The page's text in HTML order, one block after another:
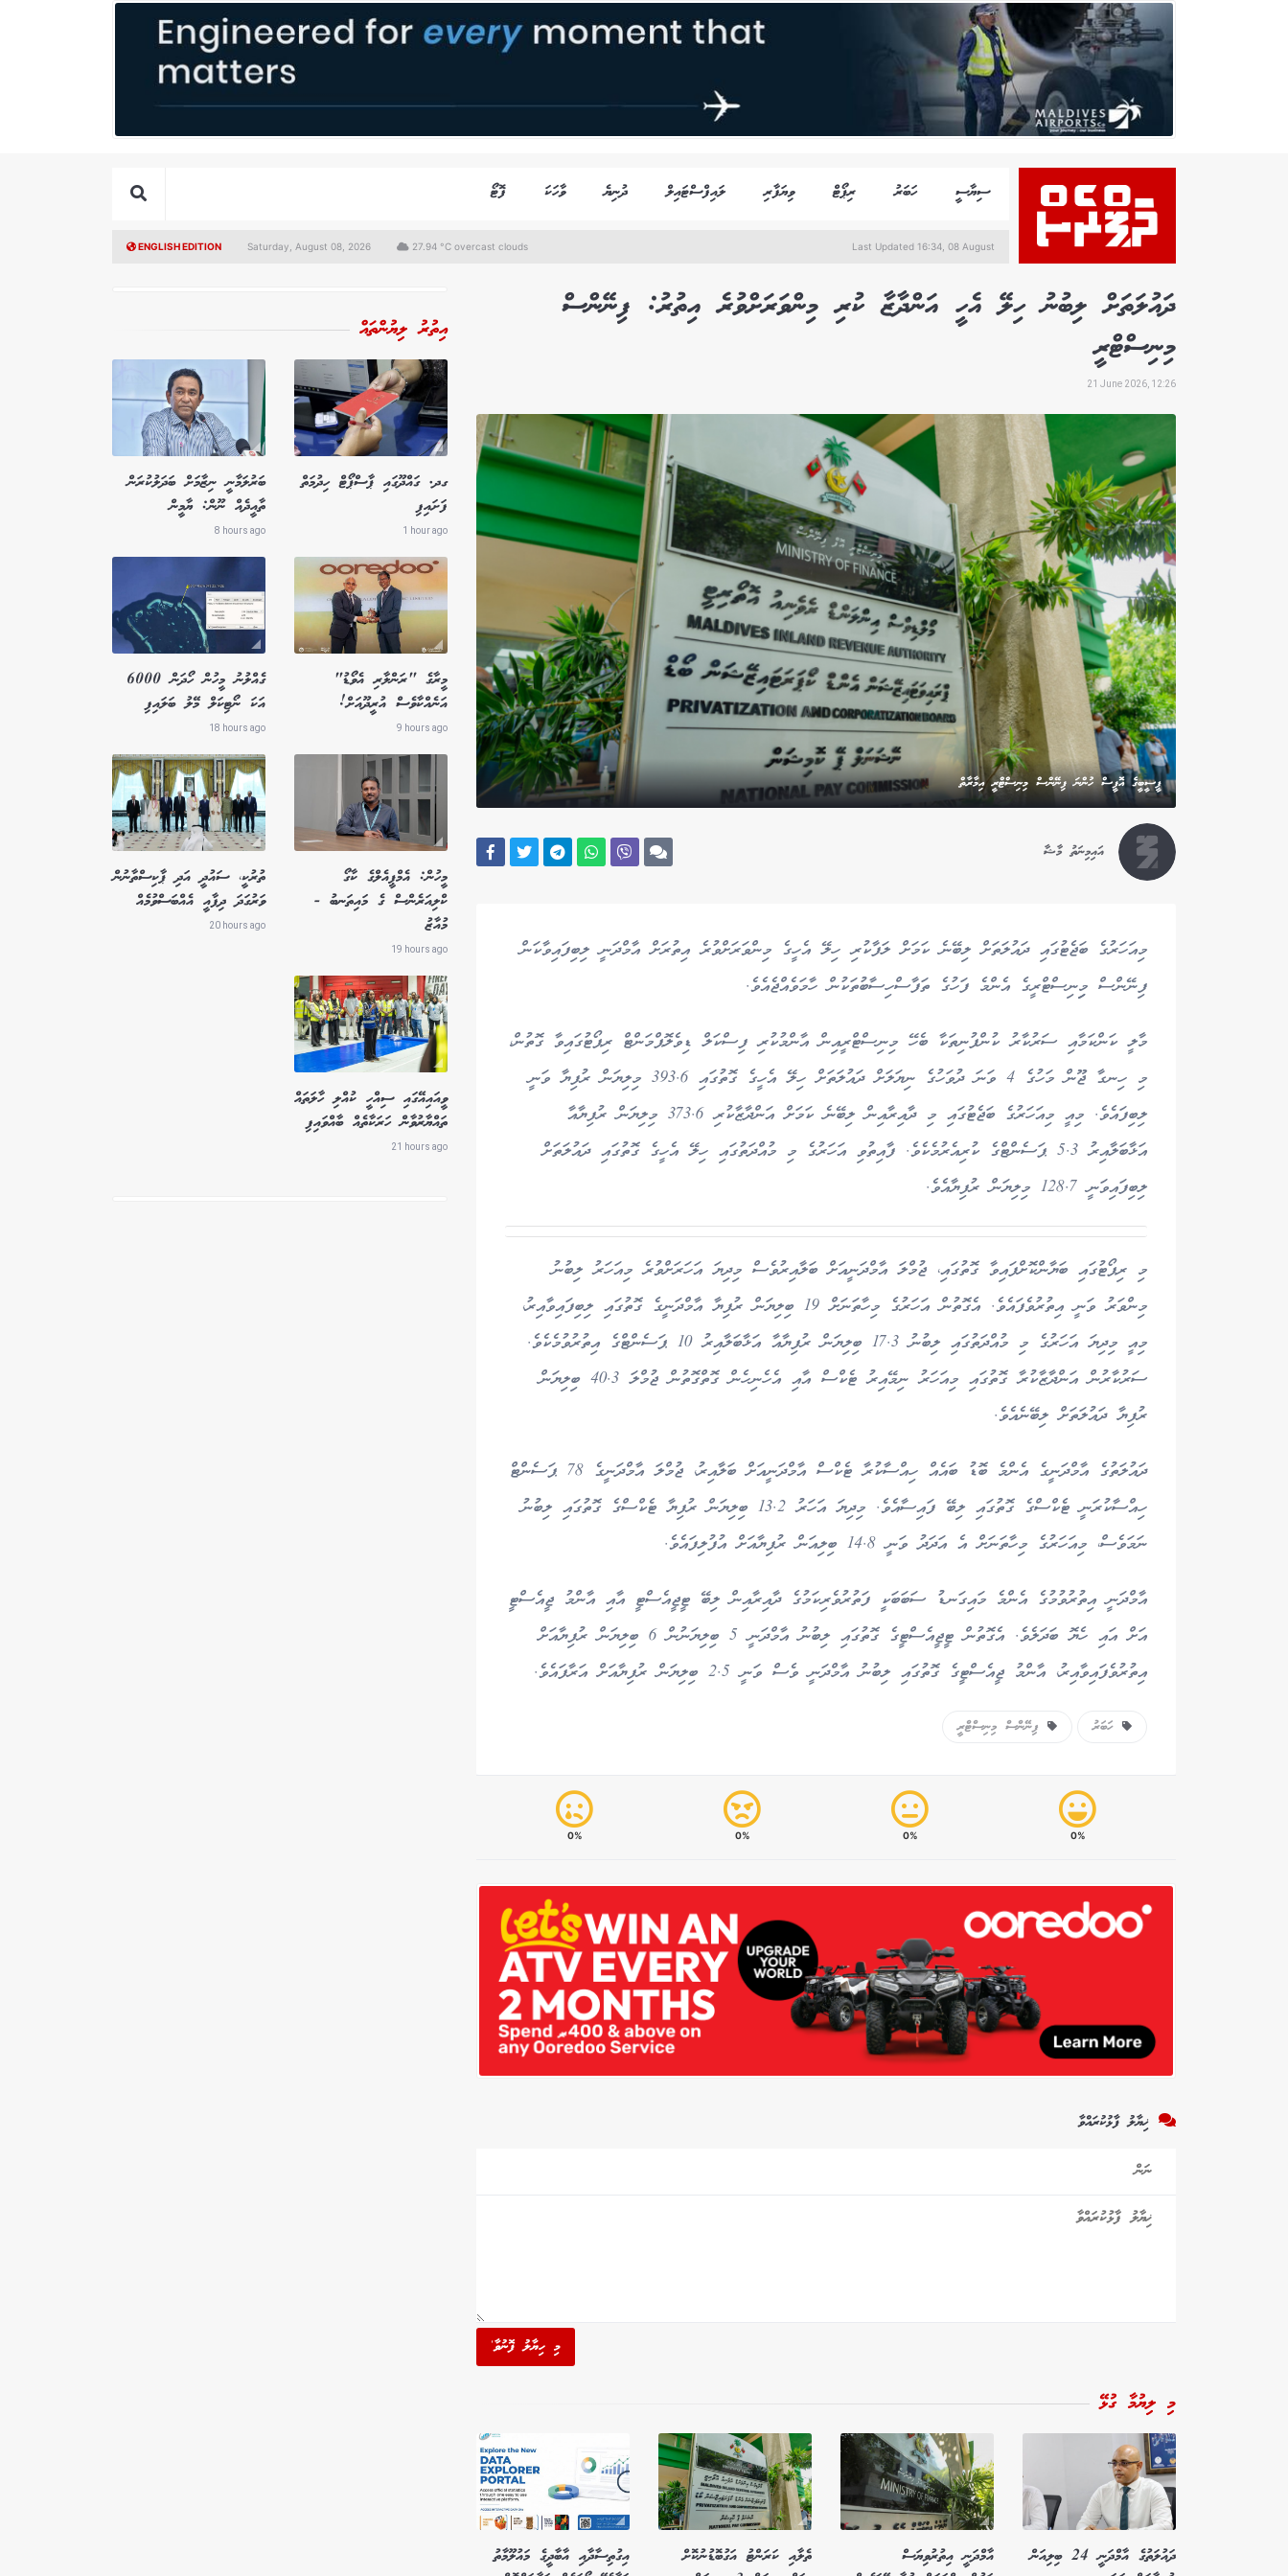
ސިޔާސީ ހަބަރު ރިޕޯޓް ވިޔަފާރި ލައިފްސްޓައިލް ދުނިޔެ ވާހަކަ ފޮޓޯ
ENGLISH EDITION Saturday, August 08, 2026 27.94 °C overcast clouds Last Updated 16:34, 08 August
ދައުލަތަށް ލިބުނު ހިލޭ އެހީ އަންދާޒާ ކުރި މިންވަރަށްވުރެ އިތުރު: ފިނޭންސް
މިނިސްޓްރީ
21 June 2026, 12:26
ޕީސީބީގެ އޮފީސް ހުންނަ ފިނޭންސް މިނިސްޓްރީ އިމާރާތް
އައިމިނަތު މާޝާ
މިއަހަރުގެ ބަޖެޓުގައި ދައުލަތަށް ލިބޭނެ ކަމަށް ލަފާކުރި ހިލޭ އެހީގެ މިންވަރަށްވުރެ އިތުރަށް އާމްދަނީ ލިބިފައިވާކަން
ފިނޭންސް މިިނިސްޓްރީގެ އެންމެ ފަހުގެ ތަފާސްހިސާބުތަކުން ހާމަވެއްޖެއެވެ.
މާލީ ކަންކަމާއި ސަރުކާރު ކުންފުނިތަކާ ބެހޭ މިނިސްޓްރީއިން އާންމުކުރި ފިސްކަލް ޑިވެލޮޕްމަންޓް ރިޕޯޓުގައިވާ ގޮތުން،
މި ހިނގާ ޖޫން މަހުގެ 4 ވަނަ ދުވަހުގެ ނިޔަލަށް ދައުލަތަށް ހިލޭ އެހީގެ ގޮތުގައި 393.6 މިލިޔަން ރުފިޔާ ވަނީ
ލިބިފައެވެ. މިއީ މިއަހަރުގެ ބަޖެޓުގައި މި ދާއިރާއިން ލިބޭނެ ކަމަށް އަންދާޒާކުރި 373.6 މިލިޔަން ރުފިޔާއާ
އަޅާބަލާއިރު 5.3 ޕަސެންޓްގެ ކުރިއެރުމެކެވެ. ފާއިތުވި އަހަރުގެ މި މުއްދަތުގައި ހިލޭ އެހީގެ ގޮތުގައި ދައުލަތަށް
ލިބިފައިވަނީ 128.7 މިލިޔަން ރުފިޔާއެވެ.
މި ރިޕޯޓުގައި ބަޔާންކޮށްފައިވާ ގޮތުގައި، ޖުމްލަ އާމްދަނީއަށް ބަލާއިރުވެސް މިދިޔަ އަހަރަށްވުރެ މިއަހަރު ލިބުނު
މިންވަރު ވަނީ އިތުރުވެފައެވެ. އެގޮތުން އަހަރުގެ މިހާތަނަށް 19 ބިލިޔަން ރުފިޔާ އާމްދަނީގެ ގޮތުގައި ލިބިފައިވާއިރު،
މިއީ މިދިޔަ އަހަރުގެ މި މުއްދަތުގައި ލިބުނު 17.3 ބިލިޔަން ރުފިޔާއާ އަޅާބަލާއިރު 10 ޕަސެންޓްގެ އިތުރުވުމެކެވެ.
ސަރުކާރުން އަންދާޒާކުރާ ގޮތުގައި މިއަހަރު ނިމޭއިރު ޓެކްސް އާއި އެހެނިހެން ގޮތްގޮތުން ޖުމްލަ 40.3 ބިލިޔަން
ރުފިޔާ ދައުލަތަށް ލިބޭނެއެވެ.
ދައުލަތުގެ އާމްދަނީގެ އެންމެ ބޮޑު ބައެއް ހިއްސާކުރާ ޓެކްސް އާމްދަނީއަށް ބަލާއިރު، ޖުމްލަ އާމްދަނީގެ 78 ޕަސެންޓް
ހިއްސާކުރަނީ ޓެކްސްގެ ގޮތުގައި ލިބޭ ފައިސާއެވެ. މިދިޔަ އަހަރު 13.2 ބިލިޔަން ރުފިޔާ ޓެކްސްގެ ގޮތުގައި ލިބުނު
ނަމަވެސް، މިއަހަރުގެ މިހާތަނަށް އެ އަދަދު ވަނީ 14.8 ބިލިއަން ރުފިޔާއަށް އުފުލިފައެވެ.
އާމްދަނީ އިތުރުވުމުގެ އެންމެ މައިގަނޑު ސަބަބަކީ ފަތުރުވެރިކަމުގެ ދާއިރާއިން ލިބޭ ޓީޖީއެސްޓީ އާއި އާންމު ޖީއެސްޓީ
އަށް އައި ހެޔޮ ބަދަލެވެ. އެގޮތުން ޓީޖީއެސްޓީގެ ގޮތުގައި ލިބުނު އާމްދަނީ 5 ބިލިޔަނުން 6 ބިލިޔަން ރުފިޔާއަށް
އިތުރުވެފައިވާއިރު، އާންމު ޖީއެސްޓީގެ ގޮތުގައި ލިބުނު އާމްދަނީ ވެސް ވަނީ 2.5 ބިލިޔަން ރުފިޔާއަށް އަރާފައެވެ.
ހަބަރު ފިނޭންސް މިނިސްޓްރީ
0%
0%
0%
0%
ޚިޔާލު ފާޅުކުރައްވާ
މި ހިޔާލު ފޮނުވާ'
މި ލިޔުމާ ގުޅޭ
ދައުލަތުގެ އާމްދަނީ 24 ބިލިއަން
އާމްދަނީ އިތުރުވިޔަސް
ތެލާއި ކަރަންޓު އަގުބޮޑުނުކޮށް
އިގުތިސާދާއި އާބާދީގެ މައުލޫމާތު
އިތުރު ލިޔުންތައް
ގދ. ގައްދޫގައި ޕާސްޕޯޓް ހިދުމަތް
ފަށައިފި
1 hour ago
ބަރުލަމާނީ ނިޒާމަށް ބަދަލުކުރަން
ތާއީދެއް ނޫން: ޔާމީން
8 hours ago
މީރާގެ "ރަންލާރި އެވޯޑު"
އަނެއްކާވެސް އުރީދޫއަށް!
9 hours ago
ގެއްލުނު މީހުން ހޯދަން 6000
އަކަ ނޯޓިކަލް މޭލު ބަލައިފި
18 hours ago
މީހުން: އެމްޕީއެލްގެ ކާގޯ
ކްލިއަރެންސް ގެ މައިތަނބު -
މުއާޒު
19 hours ago
ތުރުކީ، ސައުދީ އަދި ޕާކިސްތާނުން
ވަރުގަދަ ދިފާއީ އެއްބަސްވުމެއް
20 hours ago
ވީއައިއޭގައި ސިއްހީ ކުއްލި ހާލަތައް
ތައްޔާރުވާން ހަރަކާތެއް ބާއްވައިފި
21 hours ago